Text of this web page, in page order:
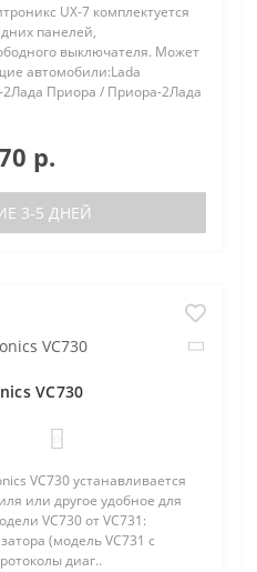
UX-7 комплектуется
панелей,
выключателя. Может
автомобили:Lada
Приора / Приора-2Лада
р.
3-5 ДНЕЙ
VC730
VC730 устанавливается
или другое удобное для
VC730 от VC731:
(модель VC731 с
диаг..